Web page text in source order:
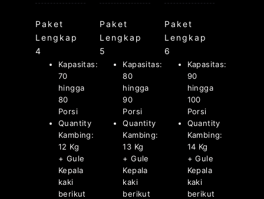
Paket
Lengkap
4
Kapasitas:
70
hingga
80
Porsi
Quantity
Kambing:
12 Kg
+ Gule
Kepala
kaki
berikut
Paket
Lengkap
5
Kapasitas:
80
hingga
90
Porsi
Quantity
Kambing:
13 Kg
+ Gule
Kepala
kaki
berikut
Paket
Lengkap
6
Kapasitas:
90
hingga
100
Porsi
Quantity
Kambing:
14 Kg
+ Gule
Kepala
kaki
berikut